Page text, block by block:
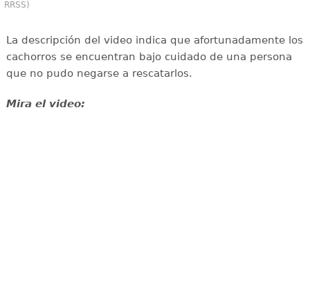
RRSS)
La descripción del video indica que afortunadamente los
cachorros se encuentran bajo cuidado de una persona
que no pudo negarse a rescatarlos.
Mira el video: